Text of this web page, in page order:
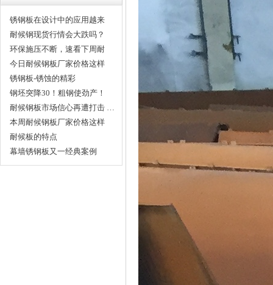
锈钢板在设计中的应用越来
越…
耐候钢现货行情会大跌吗？
还…
环保施压不断，速看下周耐
候…
今日耐候钢板厂家价格这样
走…
锈钢板-锈蚀的精彩
钢坯突降30！粗钢使劲产！
耐…
耐候钢板市场信心再遭打击 …
本周耐候钢板厂家价格这样
走…
耐候板的特点
幕墙锈钢板又一经典案例